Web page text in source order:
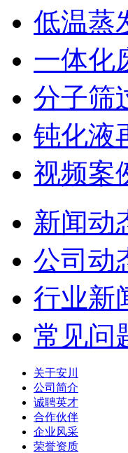
低温蒸
一体化
分子筛
钝化液
视频案
新闻动
公司动
行业新
常见问
关于安川
公司简介
诚聘英才
合作伙伴
企业风采
荣誉资质